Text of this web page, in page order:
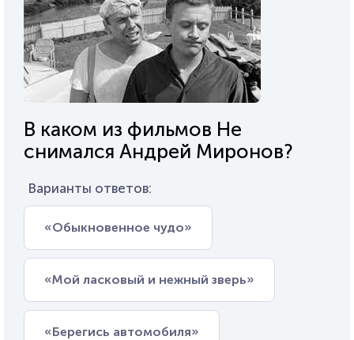
В каком из фильмов Не
снимался Андрей Миронов?
Варианты ответов:
«Обыкновенное чудо»
«Мой ласковый и нежный зверь»
«Берегись автомобиля»